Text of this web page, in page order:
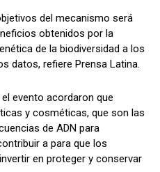
del mecanismo será
obtenidos por la
de la biodiversidad a los
datos, refiere Prensa Latina.
evento acordaron que
y cosméticas, que son las
de ADN para
a para que los
en proteger y conservar